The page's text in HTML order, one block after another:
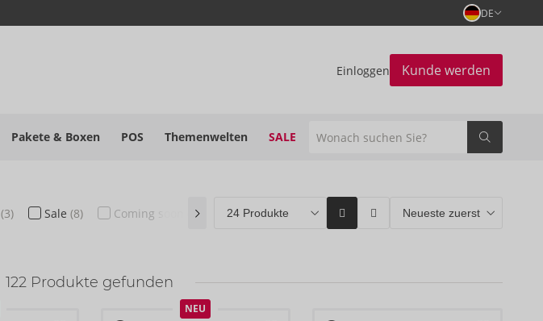
DE
Einloggen Kunde werden
Pakete & Boxen POS Themenwelten SALE
(3) Sale (8) Coming soon (0) ORION Brands(122) Bestseller(11)
122 Produkte gefunden
NEU